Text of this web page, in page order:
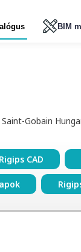
BIM
Saint-Gobain
Rigips CAD